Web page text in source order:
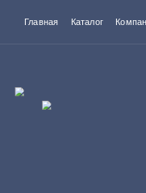
Главная Каталог